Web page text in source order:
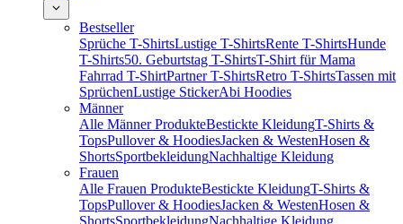
Bestseller
Sprüche T-ShirtsLustige T-ShirtsRente T-ShirtsHunde
T-Shirts50. Geburtstag T-ShirtsT-Shirt für Mama
Fahrrad T-ShirtPartner T-ShirtsRetro T-ShirtsTassen mit
SprüchenLustige StickerAbi Hoodies
Männer
Alle Männer ProdukteBestickte KleidungT-Shirts &
TopsPullover & HoodiesJacken & WestenHosen &
ShortsSportbekleidungNachhaltige Kleidung
Frauen
Alle Frauen ProdukteBestickte KleidungT-Shirts &
TopsPullover & HoodiesJacken & WestenHosen &
ShortsSportbekleidungNachhaltige Kleidung